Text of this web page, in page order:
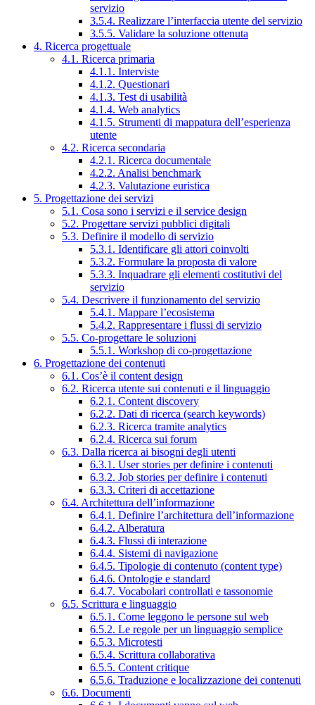
servizio
3.5.4. Realizzare l’interfaccia utente del servizio
3.5.5. Validare la soluzione ottenuta
4. Ricerca progettuale
4.1. Ricerca primaria
4.1.1. Interviste
4.1.2. Questionari
4.1.3. Test di usabilità
4.1.4. Web analytics
4.1.5. Strumenti di mappatura dell’esperienza
utente
4.2. Ricerca secondaria
4.2.1. Ricerca documentale
4.2.2. Analisi benchmark
4.2.3. Valutazione euristica
5. Progettazione dei servizi
5.1. Cosa sono i servizi e il service design
5.2. Progettare servizi pubblici digitali
5.3. Definire il modello di servizio
5.3.1. Identificare gli attori coinvolti
5.3.2. Formulare la proposta di valore
5.3.3. Inquadrare gli elementi costitutivi del
servizio
5.4. Descrivere il funzionamento del servizio
5.4.1. Mappare l’ecosistema
5.4.2. Rappresentare i flussi di servizio
5.5. Co-progettare le soluzioni
5.5.1. Workshop di co-progettazione
6. Progettazione dei contenuti
6.1. Cos’è il content design
6.2. Ricerca utente sui contenuti e il linguaggio
6.2.1. Content discovery
6.2.2. Dati di ricerca (search keywords)
6.2.3. Ricerca tramite analytics
6.2.4. Ricerca sui forum
6.3. Dalla ricerca ai bisogni degli utenti
6.3.1. User stories per definire i contenuti
6.3.2. Job stories per definire i contenuti
6.3.3. Criteri di accettazione
6.4. Architettura dell’informazione
6.4.1. Definire l’architettura dell’informazione
6.4.2. Alberatura
6.4.3. Flussi di interazione
6.4.4. Sistemi di navigazione
6.4.5. Tipologie di contenuto (content type)
6.4.6. Ontologie e standard
6.4.7. Vocabolari controllati e tassonomie
6.5. Scrittura e linguaggio
6.5.1. Come leggono le persone sul web
6.5.2. Le regole per un linguaggio semplice
6.5.3. Microtesti
6.5.4. Scrittura collaborativa
6.5.5. Content critique
6.5.6. Traduzione e localizzazione dei contenuti
6.6. Documenti